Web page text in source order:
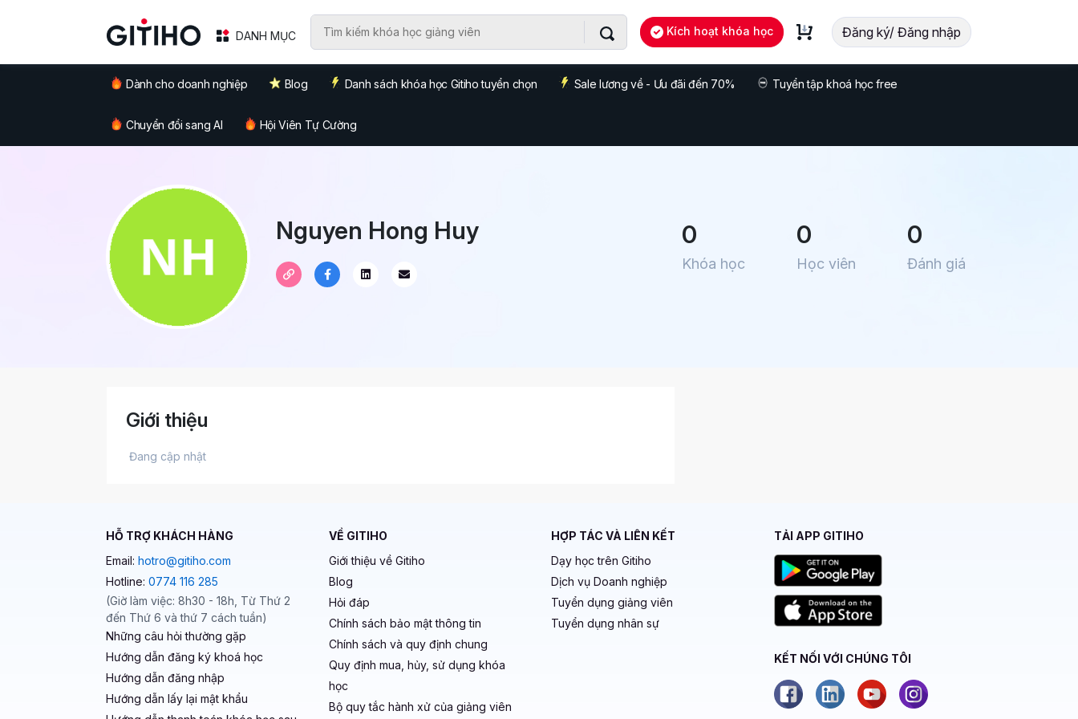
DANH MỤC Kích hoạt khóa học Đăng ký/ Đăng nhập
Dành cho doanh nghiệp Blog Danh sách khóa học Gitiho tuyển chọn Sale lương về - Ưu đãi đến 70% Tuyển tập khoá học free
Chuyển đổi sang AI Hội Viên Tự Cường
Nguyen Hong Huy 0
Khóa học
0
Học viên
0
Đánh giá
Giới thiệu
Đang cập nhật
HỖ TRỢ KHÁCH HÀNG
Email: hotro@gitiho.com
Hotline: 0774 116 285
(Giờ làm việc: 8h30 - 18h, Từ Thứ 2
đến Thứ 6 và thứ 7 cách tuần)
Những câu hỏi thường gặp
Hướng dẫn đăng ký khoá học
Hướng dẫn đăng nhập
Hướng dẫn lấy lại mật khẩu
VỀ GITIHO
Giới thiệu về Gitiho
Blog
Hỏi đáp
Chính sách bảo mật thông tin
Chính sách và quy định chung
Quy định mua, hủy, sử dụng khóa
học
Bộ quy tắc hành xử của giảng viên
HỢP TÁC VÀ LIÊN KẾT
Dạy học trên Gitiho
Dịch vụ Doanh nghiệp
Tuyển dụng giảng viên
Tuyển dụng nhân sự
TẢI APP GITIHO
KẾT NỐI VỚI CHÚNG TÔI